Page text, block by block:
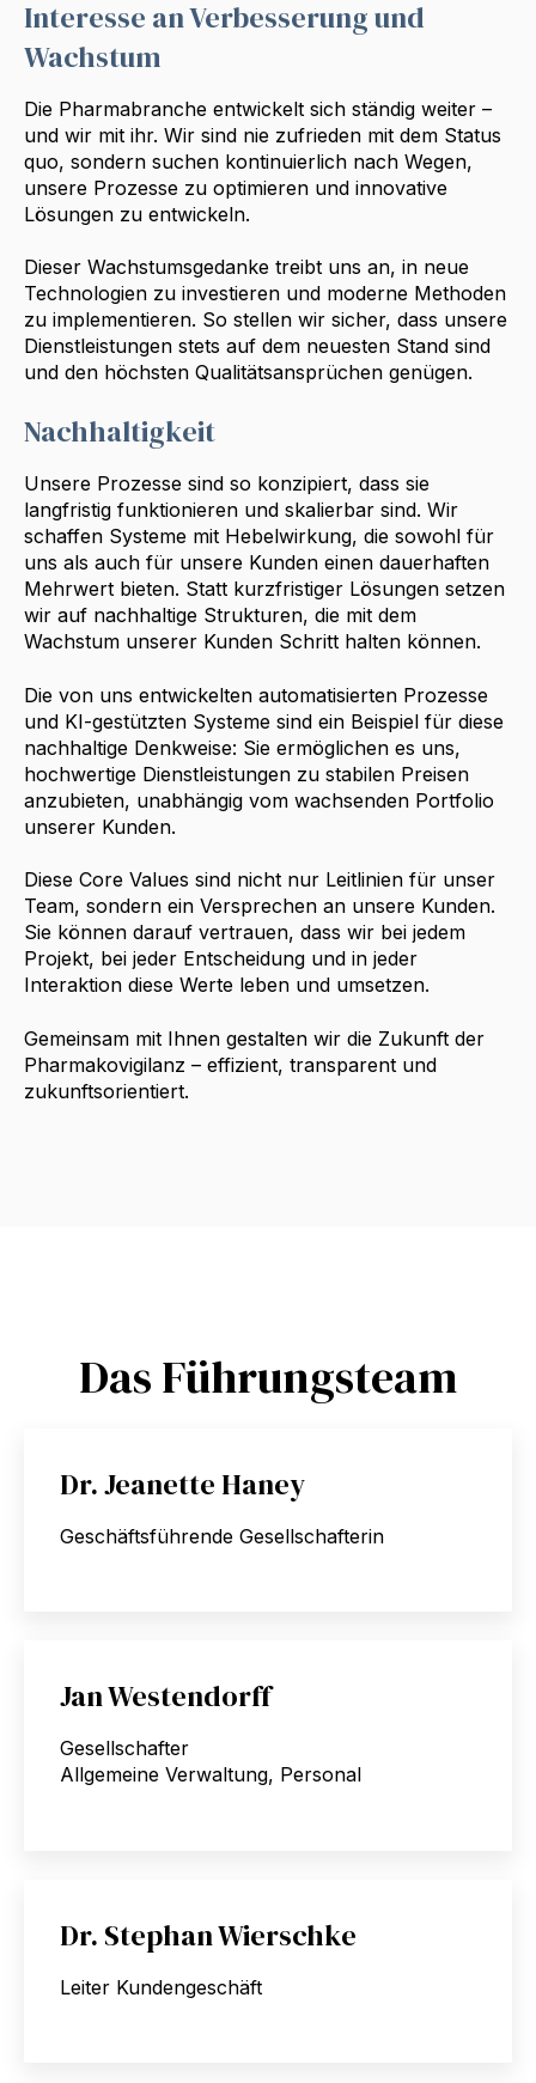
Interesse an Verbesserung und
Wachstum
Die Pharmabranche entwickelt sich ständig weiter –
und wir mit ihr. Wir sind nie zufrieden mit dem Status
quo, sondern suchen kontinuierlich nach Wegen,
unsere Prozesse zu optimieren und innovative
Lösungen zu entwickeln.
Dieser Wachstumsgedanke treibt uns an, in neue
Technologien zu investieren und moderne Methoden
zu implementieren. So stellen wir sicher, dass unsere
Dienstleistungen stets auf dem neuesten Stand sind
und den höchsten Qualitätsansprüchen genügen.
Nachhaltigkeit
Unsere Prozesse sind so konzipiert, dass sie
langfristig funktionieren und skalierbar sind. Wir
schaffen Systeme mit Hebelwirkung, die sowohl für
uns als auch für unsere Kunden einen dauerhaften
Mehrwert bieten. Statt kurzfristiger Lösungen setzen
wir auf nachhaltige Strukturen, die mit dem
Wachstum unserer Kunden Schritt halten können.
Die von uns entwickelten automatisierten Prozesse
und KI-gestützten Systeme sind ein Beispiel für diese
nachhaltige Denkweise: Sie ermöglichen es uns,
hochwertige Dienstleistungen zu stabilen Preisen
anzubieten, unabhängig vom wachsenden Portfolio
unserer Kunden.
Diese Core Values sind nicht nur Leitlinien für unser
Team, sondern ein Versprechen an unsere Kunden.
Sie können darauf vertrauen, dass wir bei jedem
Projekt, bei jeder Entscheidung und in jeder
Interaktion diese Werte leben und umsetzen.
Gemeinsam mit Ihnen gestalten wir die Zukunft der
Pharmakovigilanz – effizient, transparent und
zukunftsorientiert.
Das Führungsteam
Dr. Jeanette Haney
Geschäftsführende Gesellschafterin
Jan Westendorff
Gesellschafter
Allgemeine Verwaltung, Personal
Dr. Stephan Wierschke
Leiter Kundengeschäft